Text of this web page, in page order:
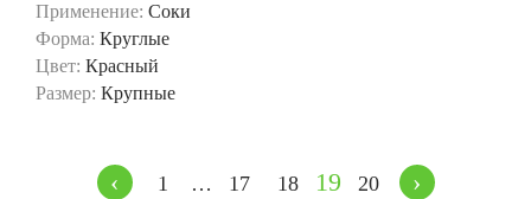
Применение: Соки
Форма: Круглые
Цвет: Красный
Размер: Крупные
‹ 1 … 17 18 19 20 ›